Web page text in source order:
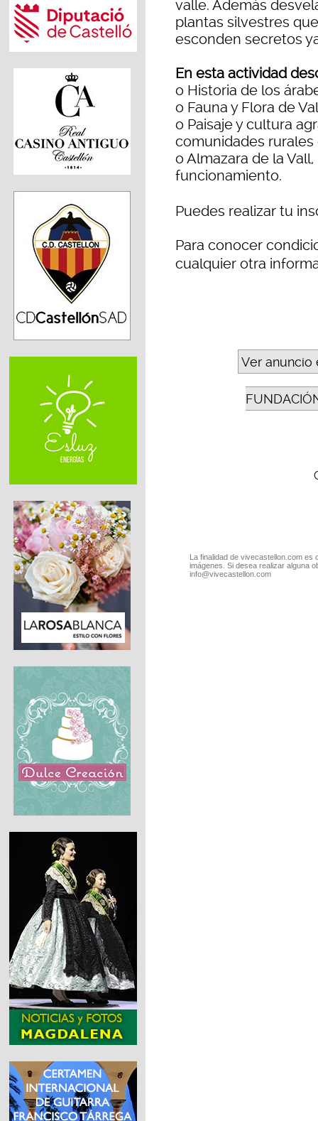
valle. Además
plantas silvestres
esconden secretos
En esta actividad
o Historia de los
o Fauna y Flora de
o Paisaje y cultura
comunidades rurales
o Almazara de la
funcionamiento.
Puedes realizar tu
Para conocer
cualquier otra
Ver anuncio
La finalidad de vivecastellon.com
imágenes. Si desea realizar alguna
info@vivecastellon.com